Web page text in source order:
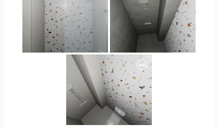
Orlando_kanect_4-01 Banya2_2-01
Banya2_1-01